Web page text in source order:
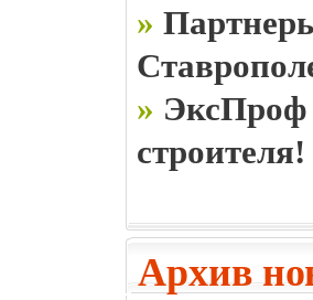
»
» ЭксПроф
строителя!
Архив